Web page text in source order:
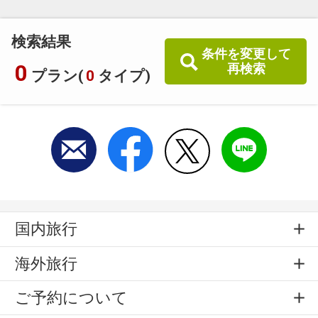
検索結果
0 プラン( 0 タイプ)
条件を変更して
再検索
国内旅行
海外旅行
ご予約について